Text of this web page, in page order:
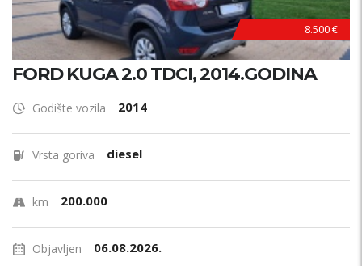
8.500 €
FORD KUGA 2.0 TDCI, 2014.GODINA
Godište vozila 2014
Vrsta goriva diesel
km 200.000
Objavljen 06.08.2026.